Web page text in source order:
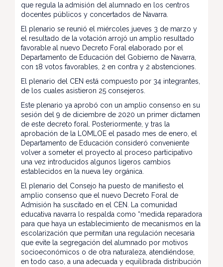
que regula la admisión del alumnado en los centros
docentes públicos y concertados de Navarra.
El plenario se reunió el miércoles jueves 3 de marzo y
el resultado de la votación arrojó un amplio resultado
favorable al nuevo Decreto Foral elaborado por el
Departamento de Educación del Gobierno de Navarra,
con 18 votos favorables, 2 en contra y 2 abstenciones.
El plenario del CEN está compuesto por 34 integrantes,
de los cuales asistieron 25 consejeros.
Este plenario ya aprobó con un amplio consenso en su
sesión del 9 de diciembre de 2020 un primer dictamen
de este decreto foral. Posteriormente, y tras la
aprobación de la LOMLOE el pasado mes de enero, el
Departamento de Educación consideró conveniente
volver a someter el proyecto al proceso participativo
una vez introducidos algunos ligeros cambios
establecidos en la nueva ley orgánica.
El plenario del Consejo ha puesto de manifiesto el
amplio consenso que el nuevo Decreto Foral de
Admisión ha suscitado en el CEN. La comunidad
educativa navarra lo respalda como “medida reparadora
para que haya un establecimiento de mecanismos en la
escolarización que permitan una regulación necesaria
que evite la segregación del alumnado por motivos
socioeconómicos o de otra naturaleza, atendiéndose,
en todo caso, a una adecuada y equilibrada distribución